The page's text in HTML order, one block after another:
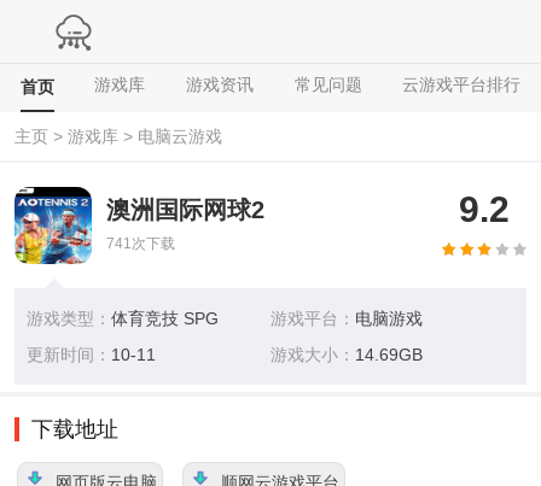
首页 游戏库 游戏资讯 常见问题 云游戏平台排行
主页 > 游戏库 > 电脑云游戏
澳洲国际网球2
741次下载
9.2
游戏类型： 体育竞技 SPG 游戏平台： 电脑游戏
更新时间： 10-11 游戏大小： 14.69GB
下载地址